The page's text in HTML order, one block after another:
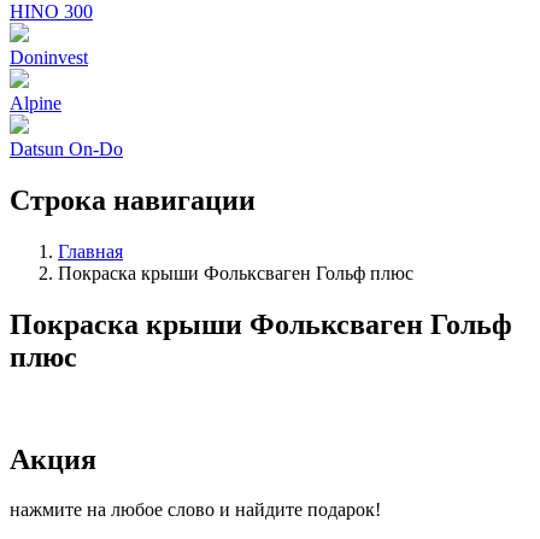
HINO 300
Doninvest
Alpine
Datsun On-Do
Строка навигации
Главная
Покраска крыши Фольксваген Гольф плюс
Покраска крыши Фольксваген Гольф
плюс
Акция
нажмите на любое слово и найдите подарок!